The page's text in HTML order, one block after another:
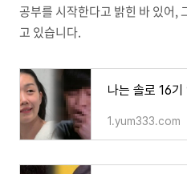
공부를 시작한다고 밝힌 바 있어,
고 있습니다.
1.yum333.com